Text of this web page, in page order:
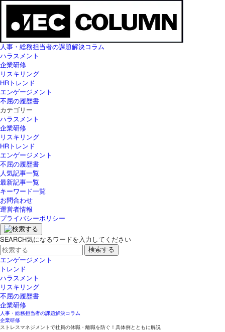
人事・総務担当者の課題解決コラム
ハラスメント
企業研修
リスキリング
HRトレンド
エンゲージメント
不屈の履歴書
カテゴリー
ハラスメント
企業研修
リスキリング
HRトレンド
エンゲージメント
不屈の履歴書
人気記事一覧
最新記事一覧
キーワード一覧
お問合わせ
運営者情報
プライバシーポリシー
SEARCH気になるワードを入力してください
エンゲージメント
トレンド
ハラスメント
リスキリング
不屈の履歴書
企業研修
人事・総務担当者の課題解決コラム
企業研修
ストレスマネジメントで社員の休職・離職を防ぐ！具体例とともに解説